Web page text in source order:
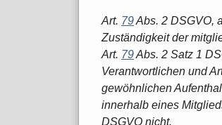
Art. 79Abs. 2 DSGVO,
Zuständigkeit der
Art. 79Abs. 2 Satz 1
Verantwortlichen und
gewöhnlichen
innerhalb eines
DSGVO nicht.